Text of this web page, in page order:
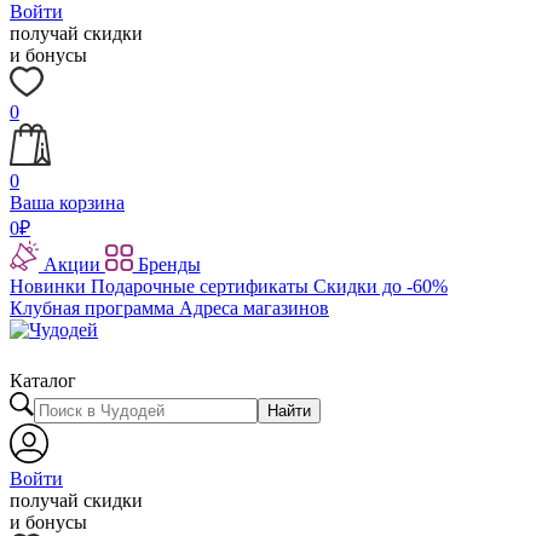
Войти
получай скидки
и бонусы
0
0
Ваша корзина
0₽
Акции
Бренды
Новинки Подарочные сертификаты Скидки до -60%
Клубная программа Адреса магазинов
Каталог
Найти
Войти
получай скидки
и бонусы